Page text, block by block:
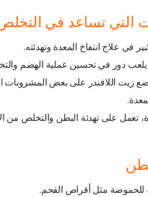
التي تساعد في التخلص
في علاج انتفاخ المعدة وتهدئته.
يلعب دور في تحسين عملية الهضم
زيت اللافندر على بعض المشروبات
تعمل على تهدئة البطن والتخلص من
للحموضة مثل أقراص الفحم.